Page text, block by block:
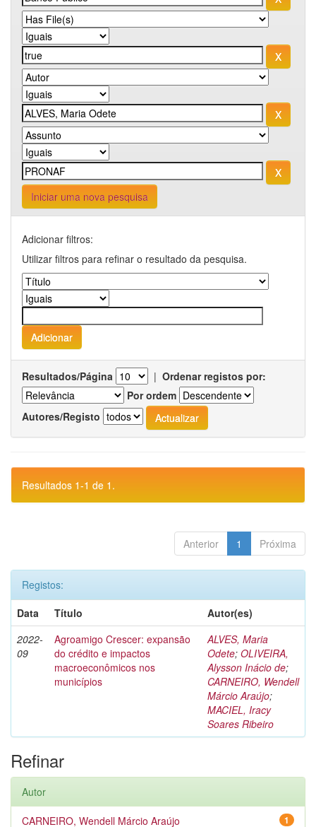
Iniciar uma nova pesquisa
Adicionar filtros:
Utilizar filtros para refinar o resultado da pesquisa.
Resultados/Página | Ordenar registos por:
Por ordem
Autores/Registo
Resultados 1-1 de 1.
Anterior 1 Próxima
Registos:
Data
Título
Autor(es)
2022-
09
Agroamigo Crescer: expansão
do crédito e impactos
macroeconômicos nos
municípios
ALVES, Maria
Odete; OLIVEIRA,
Alysson Inácio de;
CARNEIRO, Wendell
Márcio Araújo;
MACIEL, Iracy
Soares Ribeiro
Refinar
Autor
1
CARNEIRO, Wendell Márcio Araújo